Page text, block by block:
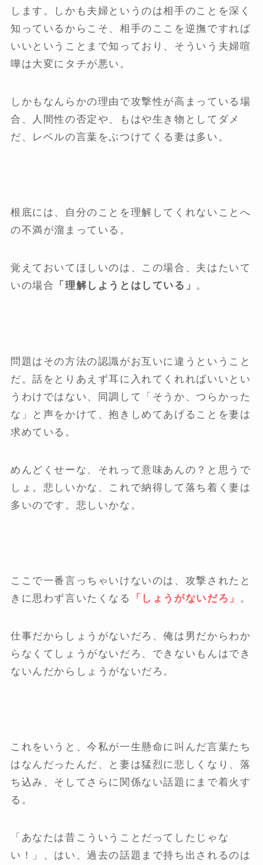
します。しかも夫婦というのは相手のことを深く
知っているからこそ、相手のここを逆撫ですれば
いいということまで知っており、そういう夫婦喧
嘩は大変にタチが悪い。
しかもなんらかの理由で攻撃性が高まっている場
合、人間性の否定や、もはや生き物としてダメ
だ、レベルの言葉をぶつけてくる妻は多い。
根底には、自分のことを理解してくれないことへ
の不満が溜まっている。
覚えておいてほしいのは、この場合、夫はたいて
いの場合
「理解しようとはしている」 。
問題はその方法の認識がお互いに違うということ
だ。話をとりあえず耳に入れてくれればいいとい
うわけではない、同調して「そうか、つらかった
な」と声をかけて、抱きしめてあげることを妻は
求めている。
めんどくせーな、それって意味あんの？と思うで
しょ。悲しいかな、これで納得して落ち着く妻は
多いのです。悲しいかな。
ここで一番言っちゃいけないのは、攻撃されたと
きに思わず言いたくなる
「しょうがないだろ」 。
仕事だからしょうがないだろ、俺は男だからわか
らなくてしょうがないだろ、できないもんはでき
ないんだからしょうがないだろ。
これをいうと、今私が一生懸命に叫んだ言葉たち
はなんだったんだ、と妻は猛烈に悲しくなり、落
ち込み、そしてさらに関係ない話題にまで着火す
る。
「あなたは昔こういうことだってしたじゃな
い！」、はい、過去の話題まで持ち出されるのは